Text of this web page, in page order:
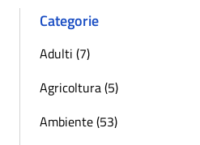
Categorie
Adulti (7)
Agricoltura (5)
Ambiente (53)